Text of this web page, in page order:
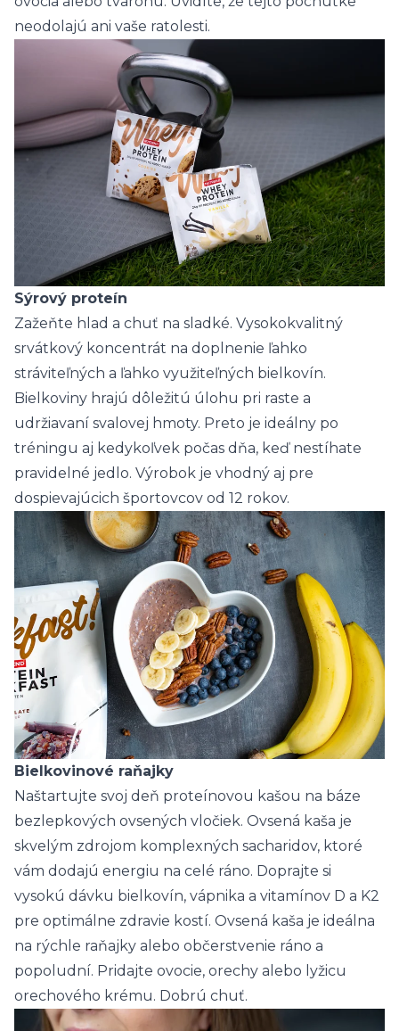
neodolajú ani vaše ratolesti.
Sýrový proteín
Zažeňte hlad a chuť na sladké. Vysokokvalitný
srvátkový koncentrát na doplnenie ľahko
stráviteľných a ľahko využiteľných bielkovín.
Bielkoviny hrajú dôležitú úlohu pri raste a
udržiavaní svalovej hmoty. Preto je ideálny po
tréningu aj kedykoľvek počas dňa, keď nestíhate
pravidelné jedlo. Výrobok je vhodný aj pre
dospievajúcich športovcov od 12 rokov.
Bielkovinové raňajky
Naštartujte svoj deň proteínovou kašou na báze
bezlepkových ovsených vločiek. Ovsená kaša je
skvelým zdrojom komplexných sacharidov, ktoré
vám dodajú energiu na celé ráno. Doprajte si
vysokú dávku bielkovín, vápnika a vitamínov D a K2
pre optimálne zdravie kostí. Ovsená kaša je ideálna
na rýchle raňajky alebo občerstvenie ráno a
popoludní. Pridajte ovocie, orechy alebo lyžicu
orechového krému. Dobrú chuť.